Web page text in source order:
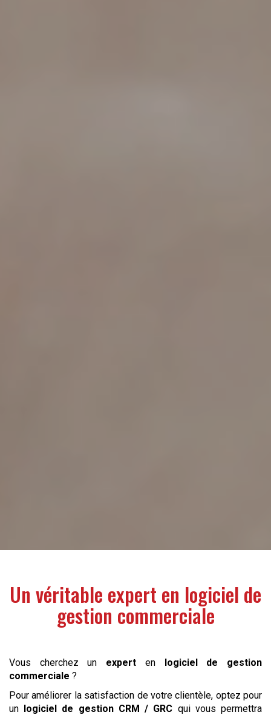
Un véritable expert en logiciel de
gestion commerciale
Vous cherchez un expert en logiciel de gestion
commerciale ?
Pour améliorer la satisfaction de votre clientèle, optez pour
un logiciel de gestion CRM / GRC qui vous permettra